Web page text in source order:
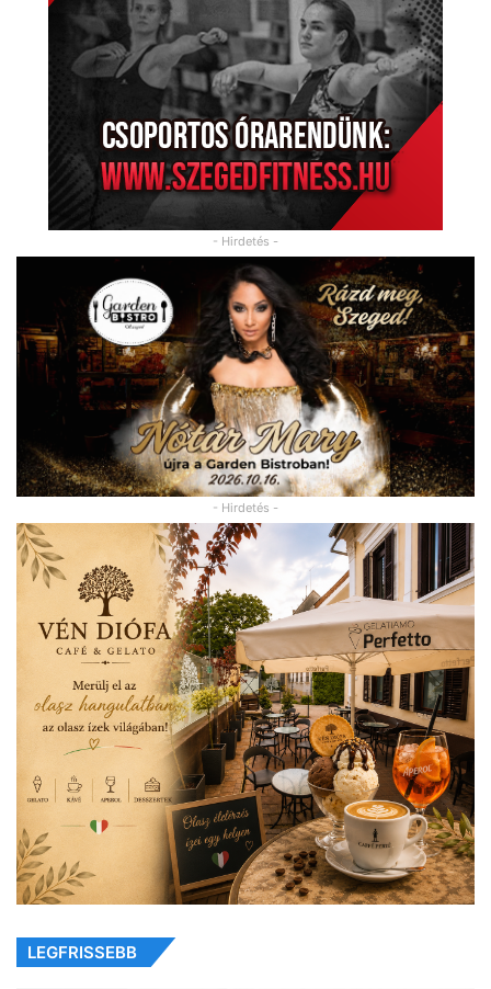
- Hirdetés -
- Hirdetés -
LEGFRISSEBB